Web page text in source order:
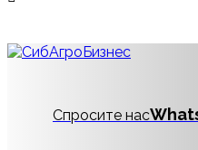
Спросите нас